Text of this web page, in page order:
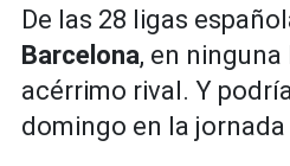
De las 28 ligas
Barcelona, en
acérrimo rival. Y
domingo en la jornada